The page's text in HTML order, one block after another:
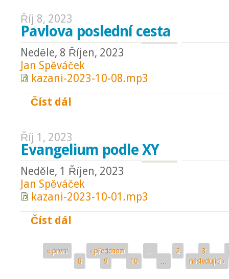
Říj 8, 2023
Pavlova poslední cesta
Neděle, 8 Říjen, 2023
Jan Spěváček
kazani-2023-10-08.mp3
Číst dál
Říj 1, 2023
Evangelium podle XY
Neděle, 1 Říjen, 2023
Jan Spěváček
kazani-2023-10-01.mp3
Číst dál
Stránky
« první ‹ předchozí 2 3
8
9 10 následující ›